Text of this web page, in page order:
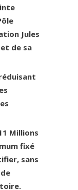
Jules
de sa
Millions
fixé
sans